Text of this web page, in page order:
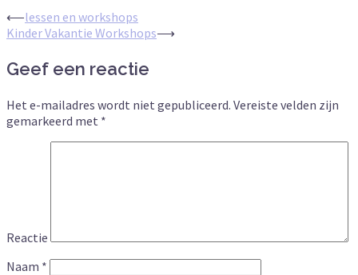
⟵lessen en workshops
Kinder Vakantie Workshops⟶
Geef een reactie
Het e-mailadres wordt niet gepubliceerd. Vereiste velden zijn
gemarkeerd met *
Reactie
Naam *